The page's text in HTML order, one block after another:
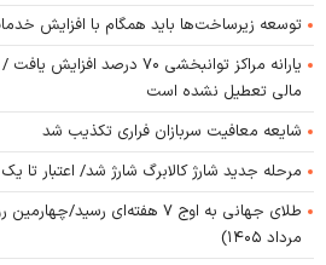
توسعه زیرساخت‌ها باید همگام با افزایش
یارانه مراکز توانبخشی ۷۰
مالی تعطیل نشده است
شایعه معافیت سربازان فراری تکذیب شد
مرحله جدید شارژ کالابرگ شارژ شد/ اعتبار تا
مرداد ۱۴۰۵)